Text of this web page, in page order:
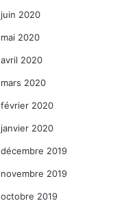
juin 2020
mai 2020
avril 2020
mars 2020
février 2020
janvier 2020
décembre 2019
novembre 2019
octobre 2019